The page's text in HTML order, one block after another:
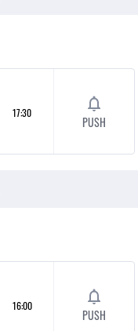
17:30
PUSH
16:00
PUSH